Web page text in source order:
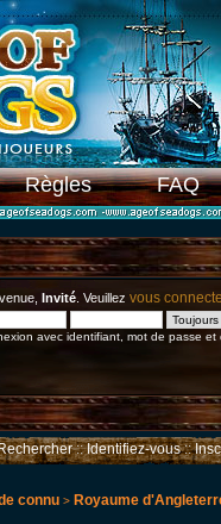
Règles FAQ
Invité . Veuillez vous
avec identifiant, mot de passe et
::Identifiez-vous::
connu > Royaume